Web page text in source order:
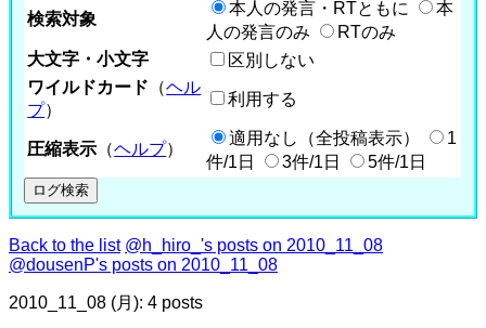
検索対象
本人の発言・RTともに
本
人の発言のみ
RTのみ
大文字・小文字
区別しない
ワイルドカード （ヘル
プ）
利用する
圧縮表示 （ヘルプ）
適用なし（全投稿表示）
1
件/1日
3件/1日 5件/1日
Back to the list @h_hiro_'s posts on 2010_11_08
@dousenP's posts on 2010_11_08
2010_11_08 (月): 4 posts